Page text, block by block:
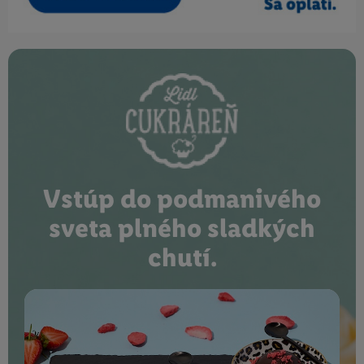
Vstúp do podmanivého
sveta plného sladkých
chutí.